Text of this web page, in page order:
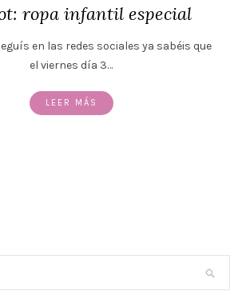
ropa infantil especial
en las redes sociales ya sabéis que
el viernes día 3…
LEER MÁS